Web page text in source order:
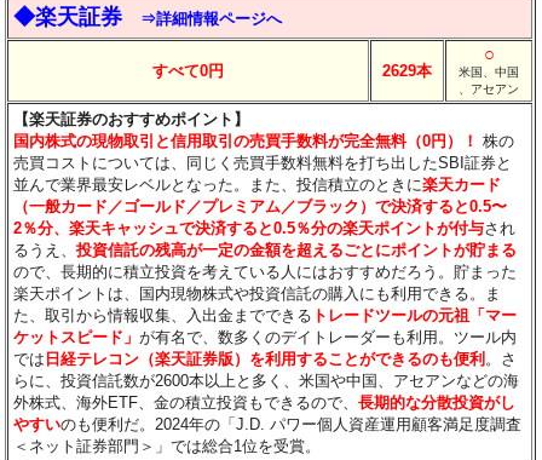
◆楽天証券 ⇒詳細情報ページへ
すべて0円 2629本
○
米国、中国
、アセアン
【楽天証券のおすすめポイント】
国内株式の現物取引と信用取引の売買手数料が完全無料（0円）！ 株の
売買コストについては、同じく売買手数料無料を打ち出したSBI証券と
並んで業界最安レベルとなった。また、投信積立のときに楽天カード
（一般カード／ゴールド／プレミアム／ブラック）で決済すると0.5〜
2％分、楽天キャッシュで決済すると0.5％分の楽天ポイントが付与され
るうえ、投資信託の残高が一定の金額を超えるごとにポイントが貯まる
ので、長期的に積立投資を考えている人にはおすすめだろう。貯まった
楽天ポイントは、国内現物株式や投資信託の購入にも利用できる。ま
た、取引から情報収集、入出金までできる トレードツールの元祖「マー
ケットスピード」が有名で、数多くのデイトレーダーも利用。ツール内
では 日経テレコン（楽天証券版）を利用することができるのも便利 。さ
らに、投資信託数が2600本以上と多く、米国や中国、アセアンなどの海
外株式、海外ETF、金の積立投資もできるので、長期的な分散投資がし
やすいのも便利だ。2024年の「J.D. パワー個人資産運用顧客満足度調査
＜ネット証券部門＞」では総合1位を受賞。